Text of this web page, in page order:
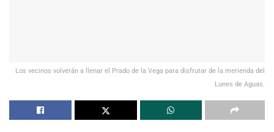
Los vecinos volverán a llenar el Prado de la Vega para disfrutar de la merienda del
Lunes de Aguas.